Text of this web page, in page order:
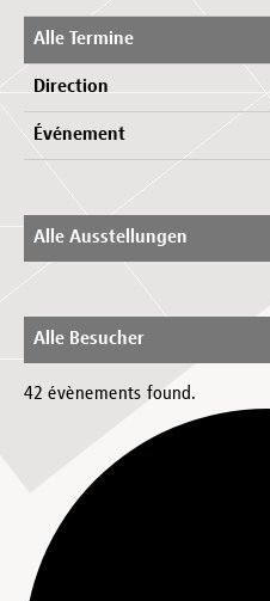
Alle Termine
Direction
Événement
Alle Ausstellungen
Alle Besucher
42 évènements found.